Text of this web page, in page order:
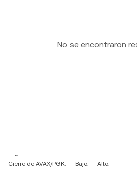
No se encontraron
-- ~ --
Cierre de AVAX/PGK: -- Bajo: -- Alto: --